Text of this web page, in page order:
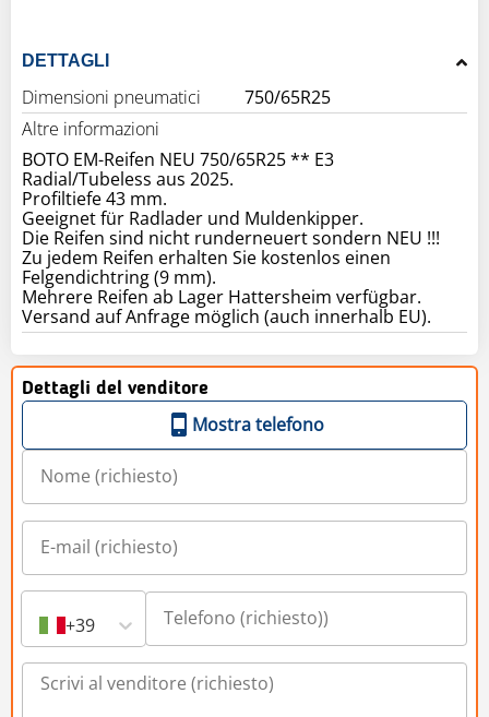
DETTAGLI
Dimensioni pneumatici
750/65R25
Altre informazioni
BOTO EM-Reifen NEU 750/65R25 ** E3
Radial/Tubeless aus 2025.
Profiltiefe 43 mm.
Geeignet für Radlader und Muldenkipper.
Die Reifen sind nicht runderneuert sondern NEU !!!
Zu jedem Reifen erhalten Sie kostenlos einen
Felgendichtring (9 mm).
Mehrere Reifen ab Lager Hattersheim verfügbar.
Versand auf Anfrage möglich (auch innerhalb EU).
Dettagli del venditore
Mostra telefono
+39